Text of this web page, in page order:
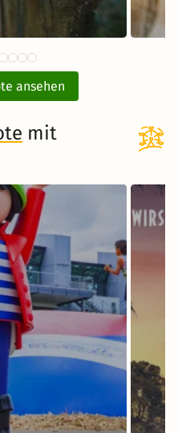
ab59 €
mit Hotel
Frühstück
ansehen
mit